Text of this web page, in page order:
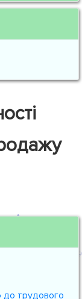
до трудового